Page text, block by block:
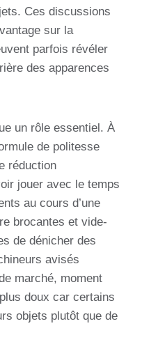
Ces discussions
sur la
parfois révéler
des apparences
un rôle essentiel. À
de politesse
réduction
jouer avec le temps
au cours d’une
brocantes et vide-
de dénicher des
avisés
marché, moment
doux car certains
objets plutôt que de